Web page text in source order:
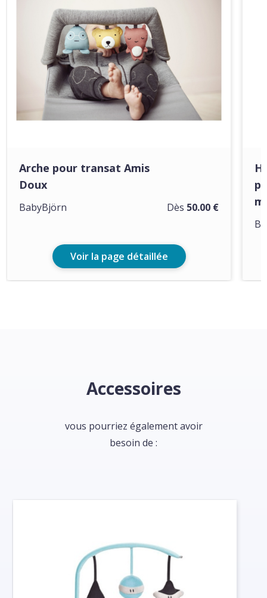
Arche pour transat Amis
Doux
Dès 50.00 €
BabyBjörn
Voir la page détaillée
Accessoires
vous pourriez également avoir
besoin de :